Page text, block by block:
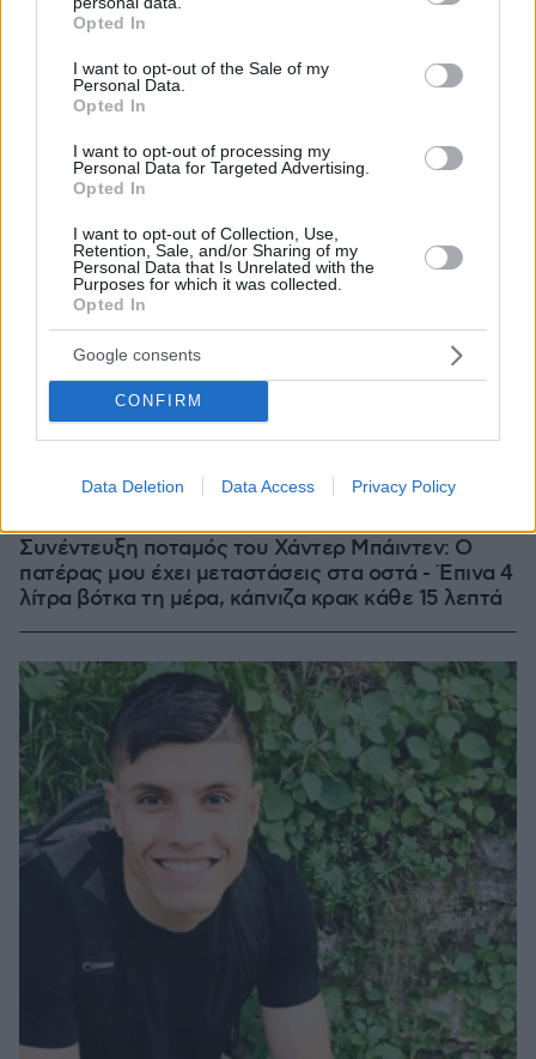
grant or deny consent to Google and its third-party tags to
use your data for below specified purposes in below Google
consent section.
Opted In
I want to opt-out of the Sale of my
Personal Data.
Opted In
I want to opt-out of processing my
Personal Data for Targeted Advertising.
Opted In
I want to opt-out of Collection, Use,
Retention, Sale, and/or Sharing of my
Personal Data that Is Unrelated with the
Purposes for which it was collected.
Opted In
Google consents
CONFIRM
Data Deletion Data Access Privacy Policy
Συνέντευξη ποταμός του Χάντερ Μπάιντεν: Ο
πατέρας μου έχει μεταστάσεις στα οστά - Έπινα 4
λίτρα βότκα τη μέρα, κάπνιζα κρακ κάθε 15 λεπτά